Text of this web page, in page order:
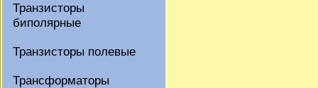
Транзисторы
биполярные
Транзисторы полевые
Трансформаторы